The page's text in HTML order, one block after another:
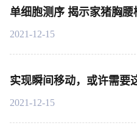
单细胞测序 揭示家猪胸腰
2021-12-15
实现瞬间移动，或许需要
2021-12-15